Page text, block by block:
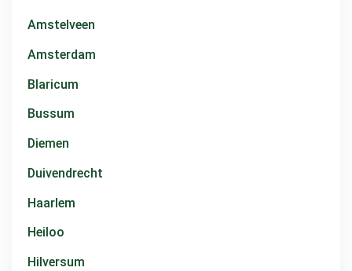
Amstelveen
Amsterdam
Blaricum
Bussum
Diemen
Duivendrecht
Haarlem
Heiloo
Hilversum